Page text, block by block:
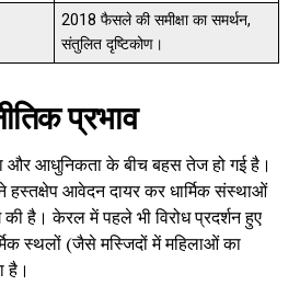
2018 फैसले की समीक्षा का समर्थन,
संतुलित दृष्टिकोण।
प्रभाव
और आधुनिकता के बीच बहस तेज हो गई है।
हस्तक्षेप आवेदन दायर कर धार्मिक संस्थाओं
की है। केरल में पहले भी विरोध प्रदर्शन हुए
स्थलों (जैसे मस्जिदों में महिलाओं का
है।